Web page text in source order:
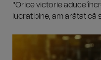
"Orice victorie aduce
lucrat bine, am arătat că